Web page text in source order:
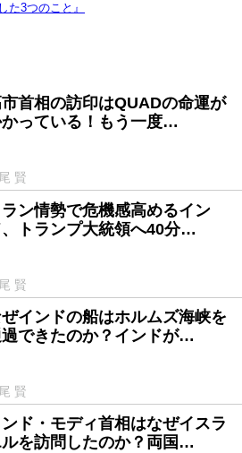
た3つのこと』
首相の訪印はQUADの命運が
っている！もう一度…
賢
ン情勢で危機感高めるイン
、トランプ大統領へ40分…
賢
インドの船はホルムズ海峡を
できたのか？インドが…
賢
ド・モディ首相はなぜイスラ
を訪問したのか？両国…